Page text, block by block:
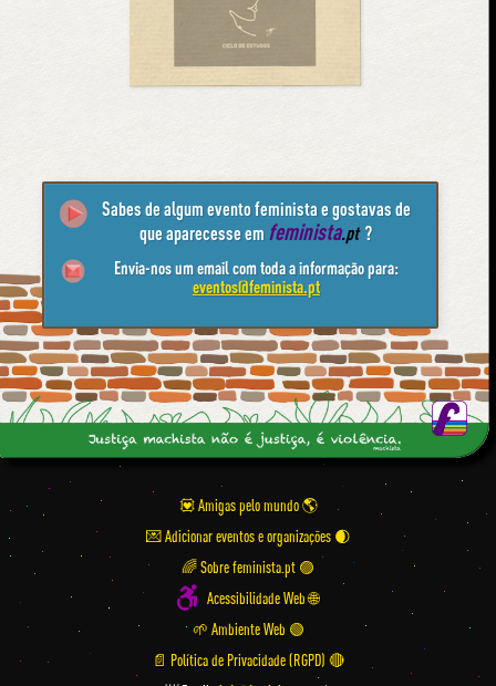
Sabes de algum evento feminista e gostavas de
que aparecesse em feminista.pt ?
Envia-nos um email com toda a informação para:
eventos@feminista.pt
💟 Amigas pelo mundo
💌 Adicionar eventos e organizações
🌈 Sobre feminista.pt 🟣
Acessibilidade Web 🌐
🌱 Ambiente Web 🟢
📄 Política de Privacidade (RGPD) 🔴